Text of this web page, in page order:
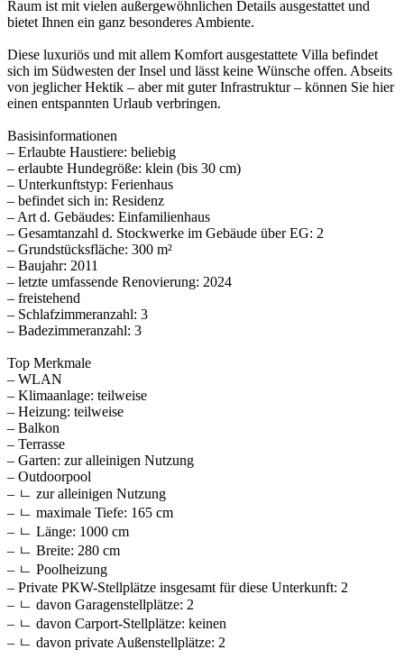
Raum ist mit vielen außergewöhnlichen Details ausgestattet und
bietet Ihnen ein ganz besonderes Ambiente.
Diese luxuriös und mit allem Komfort ausgestattete Villa befindet
sich im Südwesten der Insel und lässt keine Wünsche offen. Abseits
von jeglicher Hektik – aber mit guter Infrastruktur – können Sie hier
einen entspannten Urlaub verbringen.
Basisinformationen
– Erlaubte Haustiere: beliebig
– erlaubte Hundegröße: klein (bis 30 cm)
– Unterkunftstyp: Ferienhaus
– befindet sich in: Residenz
– Art d. Gebäudes: Einfamilienhaus
– Gesamtanzahl d. Stockwerke im Gebäude über EG: 2
– Grundstücksfläche: 300 m²
– Baujahr: 2011
– letzte umfassende Renovierung: 2024
– freistehend
– Schlafzimmeranzahl: 3
– Badezimmeranzahl: 3
Top Merkmale
– WLAN
– Klimaanlage: teilweise
– Heizung: teilweise
– Balkon
– Terrasse
– Garten: zur alleinigen Nutzung
– Outdoorpool
– ㄴ zur alleinigen Nutzung
– ㄴ maximale Tiefe: 165 cm
– ㄴ Länge: 1000 cm
– ㄴ Breite: 280 cm
– ㄴ Poolheizung
– Private PKW-Stellplätze insgesamt für diese Unterkunft: 2
– ㄴ davon Garagenstellplätze: 2
– ㄴ davon Carport-Stellplätze: keinen
– ㄴ davon private Außen­stellplätze: 2